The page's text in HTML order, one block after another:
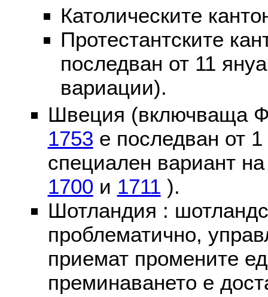
Католическите
Протестантските
последван от 11
вариации).
Швеция (включваща
1753 е последван от
специален вариант
1700 и 1711 ).
Шотландия :
проблематично,
приемат промените
преминаването е